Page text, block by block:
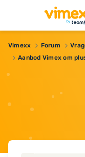
Vimexx Forum
Aanbod Vimex om